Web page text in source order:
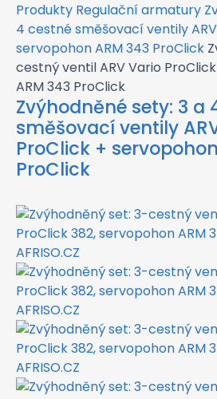
Produkty Regulační armatury
4 cestné směšovací ventily
servopohon ARM 343 ProClick
cestný ventil ARV Vario
ARM 343 ProClick
Zvýhodněné sety: 3 a
směšovací ventily
ProClick +
ProClick